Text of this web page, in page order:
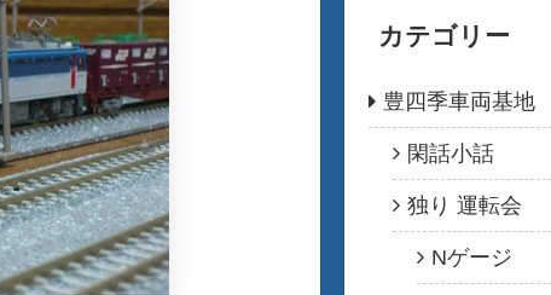
カテゴリー
豊四季車両基地
閑話小話
独り 運転会
Nゲージ